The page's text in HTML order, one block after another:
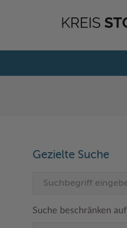
Gezielte Suche
Suche beschränken auf